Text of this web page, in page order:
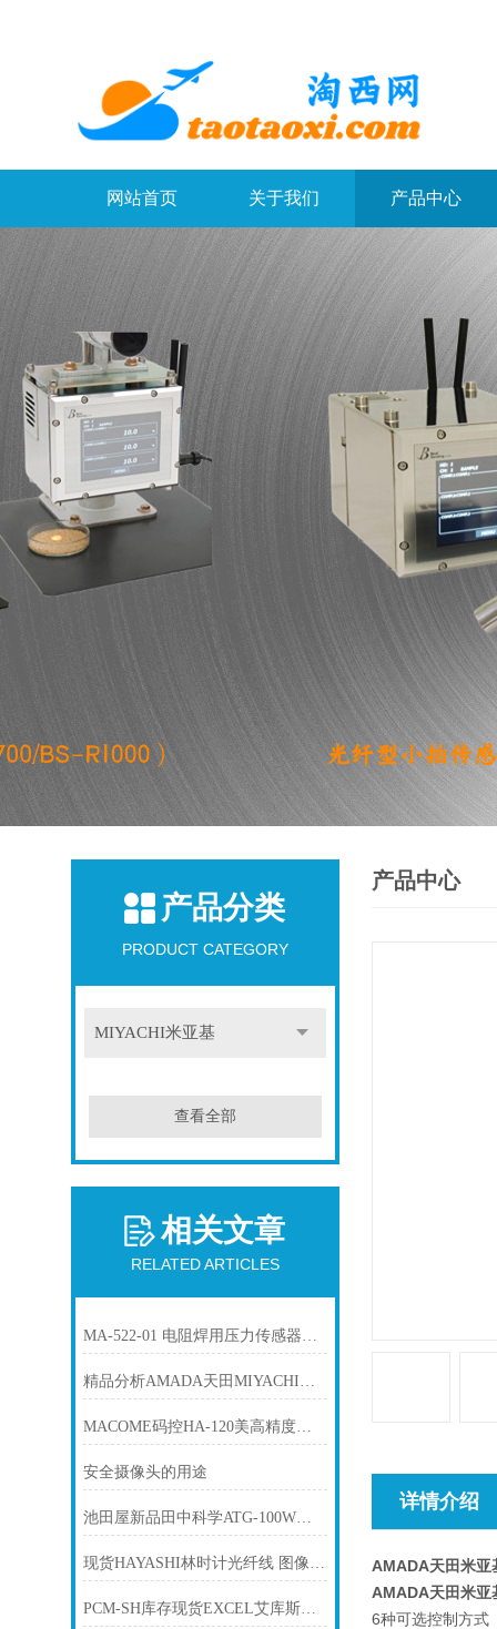
网站首页 关于我们 产品中心
产品分类
PRODUCT CATEGORY
MIYACHI米亚基
查看全部
相关文章
RELATED ARTICLES
MA-522-01 电阻焊用压力传感器MIYACHI米亚基
精品分析AMADA天田MIYACHI米亚基 MM-123B 高精度电阻焊接检测器
MACOME码控HA-120美高精度磁传感器
安全摄像头的用途
池田屋新品田中科学ATG-100W自动泰格闭口闪点测试仪
现货HAYASHI林时计光纤线 图像处理室内 采光系统照明用 LGA2-5L500VN..
PCM-SH库存现货EXCEL艾库斯压缩机听音机
产品中心
详情介绍
AMADA天田米亚
AMADA天田米亚
6种可选控制方式